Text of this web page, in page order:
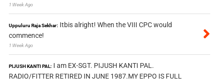
1 Week Ago
Uppuluru Raja Sekhar: Itbis alright! When the VIII CPC would
commence!
1 Week Ago
PIJUSH KANTI PAL: I am EX-SGT. PIJUSH KANTI PAL.
RADIO/FITTER RETIRED IN JUNE 1987.MY EPPO IS FULL